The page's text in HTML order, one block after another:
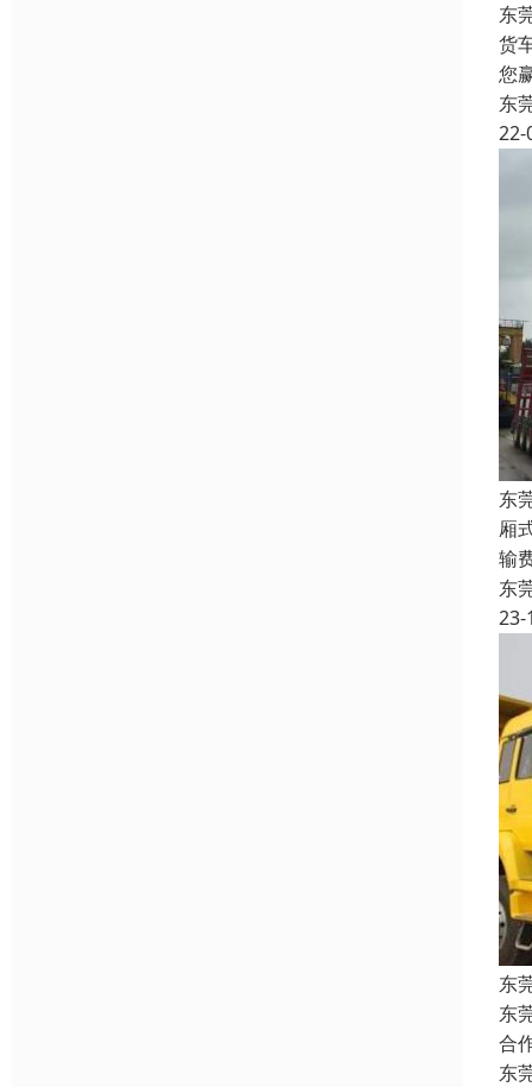
东
货
您
东
22-
东
厢
输
东
23-
东
东
合
东